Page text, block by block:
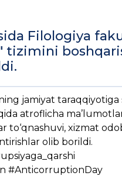
Filologiya
tizimini
jamiyat taraqqiyotiga
atroflicha
to‘qnashuvi, xizmat
olib borildi.
#AnticorruptionDay